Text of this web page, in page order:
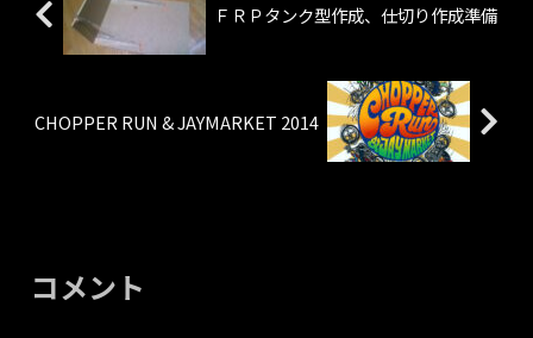
ＦＲＰタンク型作成、仕切り作成準備
CHOPPER RUN & JAYMARKET 2014
コメント